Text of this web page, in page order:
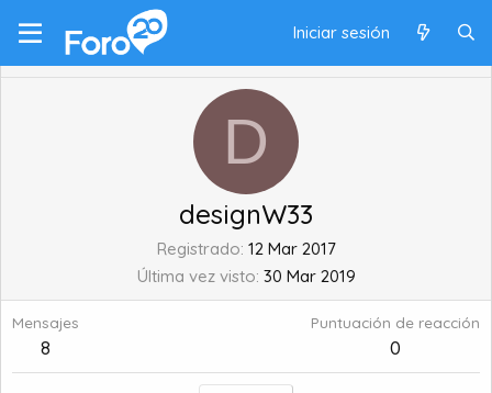
Iniciar sesión
D
designW33
Registrado 12 Mar 2017
Última vez visto 30 Mar 2019
Mensajes
8
Puntuación de reacción
0